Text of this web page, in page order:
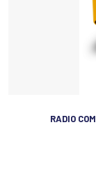
RADIO